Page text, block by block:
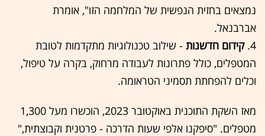
נמצאים בחזית הנפשית של המלחמה הזו", אומרת
אברבנאל.
4. קידום חדשנות - שילוב טכנולוגיות מתקדמות לטובת
המטפלים, כולל פתרונות לעבודה מרחוק, בקרה על טיפול,
וכלים להפחתת תסמיני הטראומה.
מאז השקת התוכנית באוקטובר 2023, הוכשרו מעל 1,300
מטפלים. "סיפקנו אלפי שעות הדרכה - פרטנית וקבוצתית,"